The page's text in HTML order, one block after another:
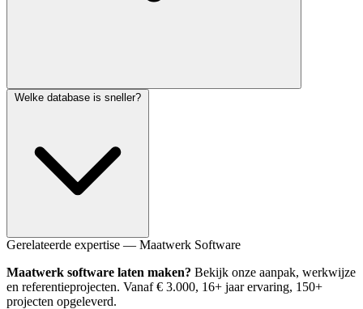
Technisch mogelijk maar het kost altijd meer tijd dan verwacht door
Welke database is sneller?
Benchmarks vergelijken is misleidend. De performance hangt af van
indexering en het vermijden van N+1 queries heeft meer impact dan
de databasekeuze.
Gerelateerde expertise — Maatwerk Software
Maatwerk software laten maken? Bekijk onze aanpak, werkwijze
en referentieprojecten. Vanaf € 3.000, 16+ jaar ervaring, 150+
projecten opgeleverd.